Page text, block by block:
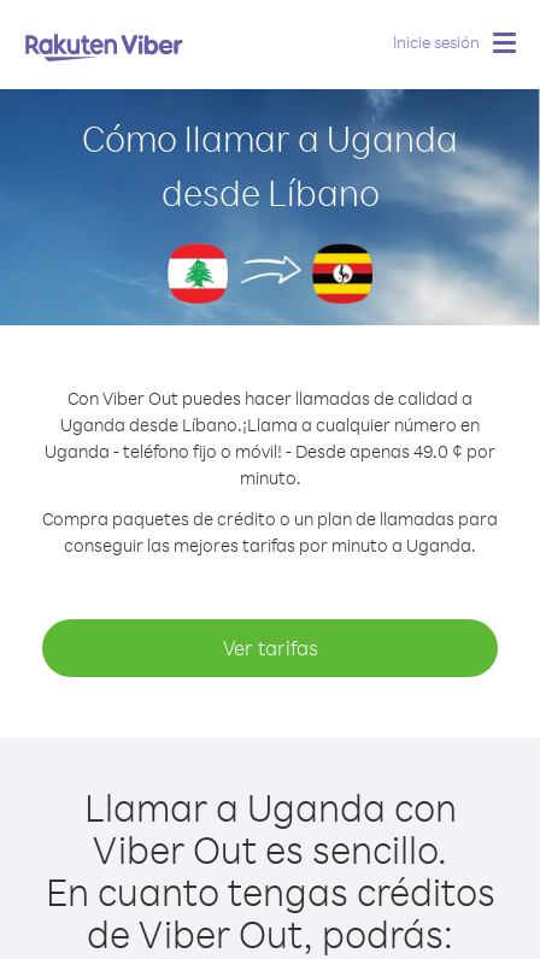
Inicie sesión
Cómo llamar a Uganda
desde Líbano
Con Viber Out puedes hacer llamadas de calidad a
Uganda desde Líbano.¡Llama a cualquier número en
Uganda - teléfono fijo o móvil! - Desde apenas 49.0 ¢ por
minuto.
Compra paquetes de crédito o un plan de llamadas para
conseguir las mejores tarifas por minuto a Uganda.
Ver tarifas
Llamar a Uganda con
Viber Out es sencillo.
En cuanto tengas créditos
de Viber Out, podrás: